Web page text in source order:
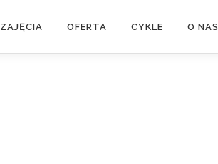
ZAJĘCIA OFERTA CYKLE O NAS